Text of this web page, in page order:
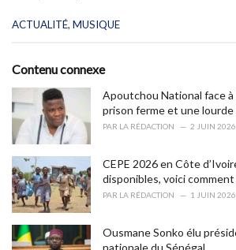
C
e
r
e
:
ACTUALITÉ, MUSIQUE
Contenu connexe
Apoutchou National face à
prison ferme et une
PAR LA RÉDACTION 2 JUIN 2026
CEPE 2026 en Côte
disponibles, voici
PAR LA RÉDACTION 1 JUIN 2026
Ousmane Sonko élu
nationale du Sénégal